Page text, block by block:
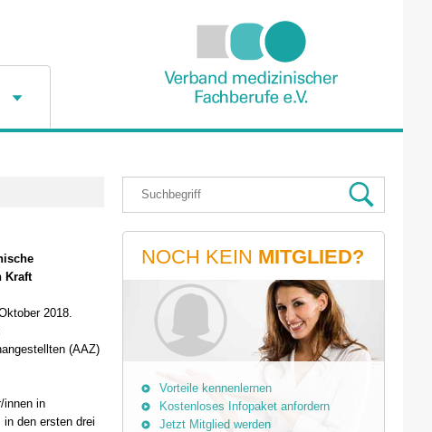
Kraft
2018.
(AAZ)
innen in
den ersten drei
NOCH KEIN MITGLIED?
Vorteile kennenlernen
Kostenloses Infopaket anfordern
Jetzt Mitglied werden